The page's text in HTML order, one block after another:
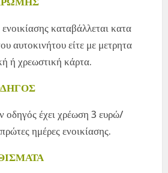
ενοικίασης καταβάλλεται κατα
αυτοκινήτου είτε με μετρητα
ή χρεωστική κάρτα.
οδηγός έχει χρέωση 3 ευρώ/
ημέρες ενοικίασης.